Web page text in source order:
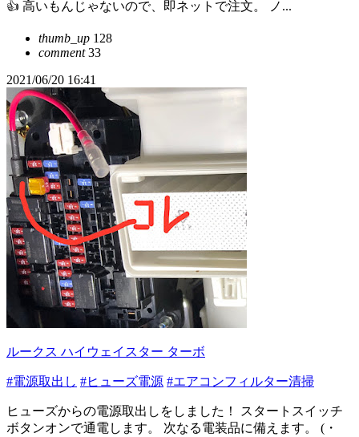
👍 高いもんじゃないので、即ネットで注文。 ノ...
thumb_up 128
comment33
2021/06/20 16:41
ルークス ハイウェイスター ターボ
#電源取出し #ヒューズ電源 #エアコンフィルター清掃
ヒューズからの電源取出しをしました！ スタートスイッチ
ボタンオンで通電します。 次なる電装品に備えます。 (・